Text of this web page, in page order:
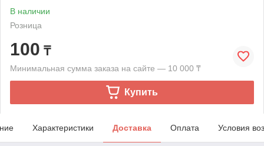
В наличии
Розница
100 ₸
Минимальная сумма заказа на сайте — 10 000 ₸
Купить
Характеристики Доставка Оплата Условия